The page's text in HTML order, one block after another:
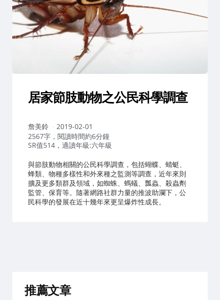
居家節肢動物之公民科學調查
作
者：
詹美鈴
2019-02-01
2567字，閱讀時間約6分鐘
SR值514，適讀年級:六年級
與節肢動物相關的公民科學調查，包括蝴蝶、蜻蜓、
蜂類、物種多樣性和外來種之監測等調查，近年來則
擴及更多類群及領域，如蜘蛛、螞蟻、瓢蟲、殺蟲劑
監管、保育等。隨著網路社群力量的推波助瀾下，公
民科學的發展在近十幾年來更呈爆炸性成長。
推薦文章